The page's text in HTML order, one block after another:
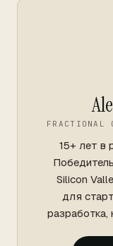
15+ лет в
Silicon
для
разработка,